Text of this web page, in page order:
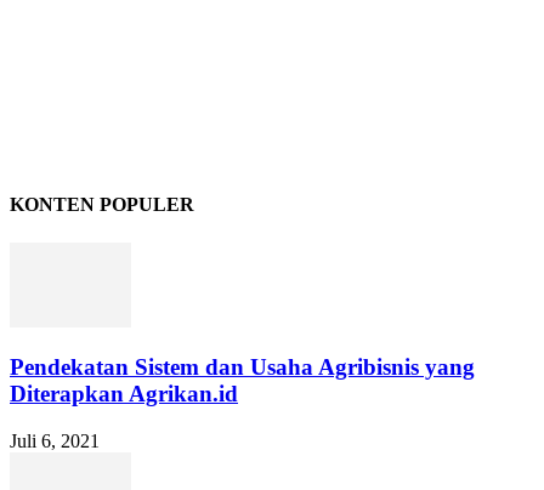
KONTEN POPULER
Pendekatan Sistem dan Usaha Agribisnis yang
Diterapkan Agrikan.id
Juli 6, 2021